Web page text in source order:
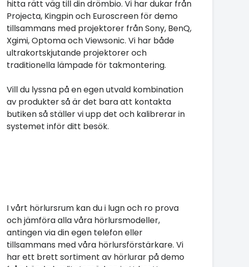
hitta rätt väg till din drömbio. Vi har dukar från
Projecta, Kingpin och Euroscreen för demo
tillsammans med projektorer från Sony, BenQ,
Xgimi, Optoma och Viewsonic. Vi har både
ultrakortskjutande projektorer och
traditionella lämpade för takmontering.
Vill du lyssna på en egen utvald kombination
av produkter så är det bara att kontakta
butiken så ställer vi upp det och kalibrerar in
systemet inför ditt besök.
I vårt hörlursrum kan du i lugn och ro prova
och jämföra alla våra hörlursmodeller,
antingen via din egen telefon eller
tillsammans med våra hörlursförstärkare. Vi
har ett brett sortiment av hörlurar på demo